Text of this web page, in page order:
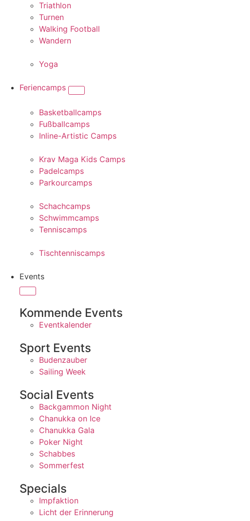
Triathlon
Turnen
Walking Football
Wandern
Yoga
Feriencamps
Basketballcamps
Fußballcamps
Inline-Artistic Camps
Krav Maga Kids Camps
Padelcamps
Parkourcamps
Schachcamps
Schwimmcamps
Tenniscamps
Tischtenniscamps
Events
Kommende Events
Eventkalender
Sport Events
Budenzauber
Sailing Week
Social Events
Backgammon Night
Chanukka on Ice
Chanukka Gala
Poker Night
Schabbes
Sommerfest
Specials
Impfaktion
Licht der Erinnerung